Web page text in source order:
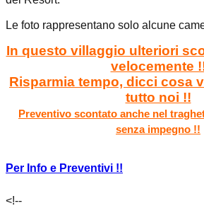
Le foto rappresentano solo alcune
In questo villaggio ulteriori
velocemente
Risparmia tempo, dicci cosa
tutto noi !!
Preventivo scontato anche nel
senza impegno !!
Per Info e Preventivi !!
<!--